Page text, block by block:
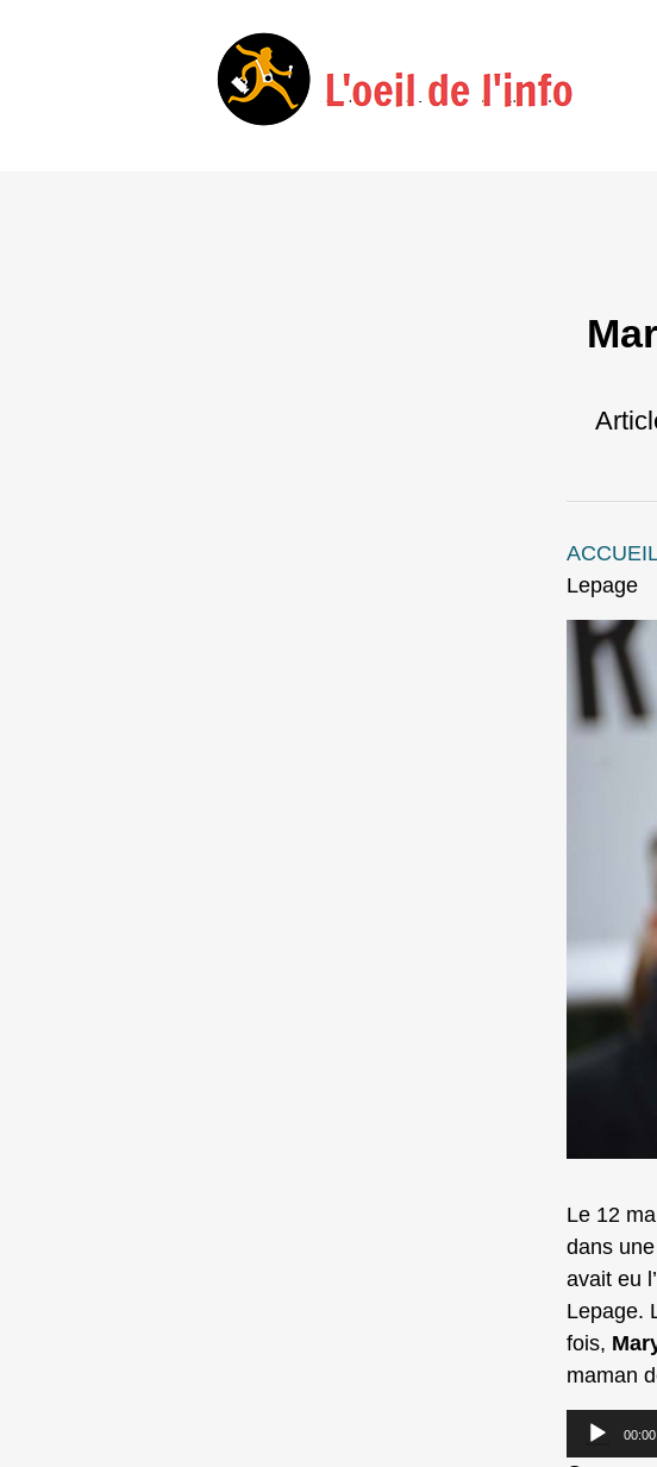
ACCUEIL
Lepage
Le 12
dans
avait eu
Lepage.
fois,
maman
Lecteur
audio
00:00